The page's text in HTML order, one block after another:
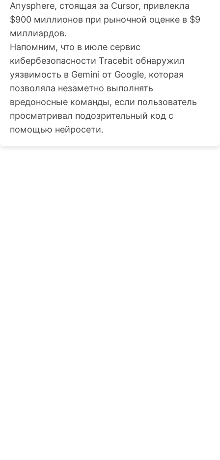
Anysphere, стоящая за Cursor, привлекла
$900 миллионов при рыночной оценке в $9
миллиардов.
Напомним, что в июле сервис
кибербезопасности Tracebit обнаружил
уязвимость в Gemini от Google, которая
позволяла незаметно выполнять
вредоносные команды, если пользователь
просматривал подозрительный код с
помощью нейросети.